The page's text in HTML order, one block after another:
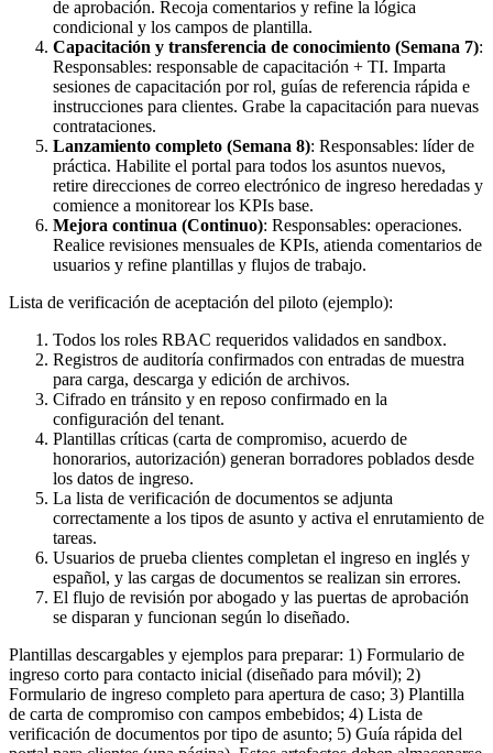
de aprobación. Recoja comentarios y refine la lógica
condicional y los campos de plantilla.
Capacitación y transferencia de conocimiento (Semana 7):
Responsables: responsable de capacitación + TI. Imparta
sesiones de capacitación por rol, guías de referencia rápida e
instrucciones para clientes. Grabe la capacitación para nuevas
contrataciones.
Lanzamiento completo (Semana 8): Responsables: líder de
práctica. Habilite el portal para todos los asuntos nuevos,
retire direcciones de correo electrónico de ingreso heredadas y
comience a monitorear los KPIs base.
Mejora continua (Continuo): Responsables: operaciones.
Realice revisiones mensuales de KPIs, atienda comentarios de
usuarios y refine plantillas y flujos de trabajo.
Lista de verificación de aceptación del piloto (ejemplo):
Todos los roles RBAC requeridos validados en sandbox.
Registros de auditoría confirmados con entradas de muestra
para carga, descarga y edición de archivos.
Cifrado en tránsito y en reposo confirmado en la
configuración del tenant.
Plantillas críticas (carta de compromiso, acuerdo de
honorarios, autorización) generan borradores poblados desde
los datos de ingreso.
La lista de verificación de documentos se adjunta
correctamente a los tipos de asunto y activa el enrutamiento de
tareas.
Usuarios de prueba clientes completan el ingreso en inglés y
español, y las cargas de documentos se realizan sin errores.
El flujo de revisión por abogado y las puertas de aprobación
se disparan y funcionan según lo diseñado.
Plantillas descargables y ejemplos para preparar: 1) Formulario de
ingreso corto para contacto inicial (diseñado para móvil); 2)
Formulario de ingreso completo para apertura de caso; 3) Plantilla
de carta de compromiso con campos embebidos; 4) Lista de
verificación de documentos por tipo de asunto; 5) Guía rápida del